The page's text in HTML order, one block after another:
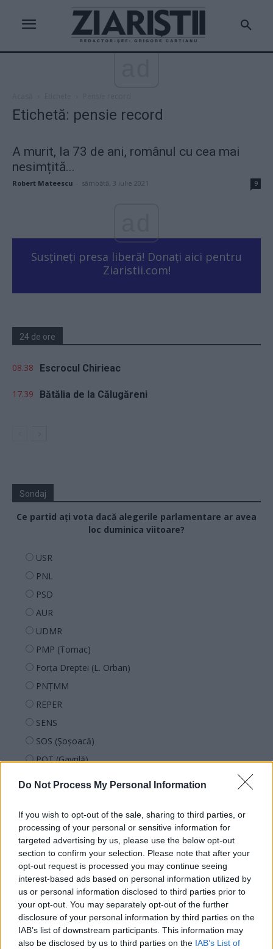
Do Not Process My Personal Information
If you wish to opt-out of the sale, sharing to third parties, or
processing of your personal or sensitive information for
targeted advertising by us, please use the below opt-out
section to confirm your selection. Please note that after your
opt-out request is processed you may continue seeing
interest-based ads based on personal information utilized by
us or personal information disclosed to third parties prior to
your opt-out. You may separately opt-out of the further
disclosure of your personal information by third parties on the
IAB’s list of downstream participants. This information may
also be disclosed by us to third parties on the IAB’s List of
Etichetă: pensie record
A murit, la 73 de ani, românul cu cea mai
nesimțită...
Robert Mateescu sâmbătă, 3 iulie 2021 9
Susțineți presa liberă! Donați aici pentru
Ziaristii.com!
24 de ore
08.38 Escrocul Chirieac
17.39 Bătălia de la Călugăreni
Sondaj
Ce partid ați vota dacă alegerile parlamentare ar avea
loc duminica viitoare?
USR
PNL
PSD
AUR
UDMR
PMP (Tomac)
Forța Dreptei (L. Orban)
PNȚMM
REPER
SENS
SOS (Șoșoacă)
POT (Gavrilă)
PDF (Lazarus)
PUSL (D. Voiculescu)
PNȚCD (Pavelescu)
PNCR (Terheș)
Partidul Patrioților (Surugiu)
FAR (Coarnă)
România pe Primul Loc (Ponta)
Altul